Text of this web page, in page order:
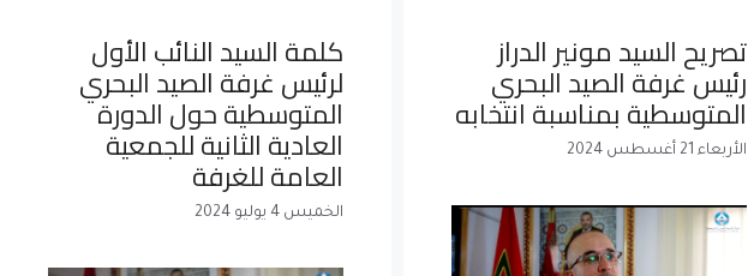
تصريح السيد مونير الدراز
رئيس غرفة الصيد البحري
المتوسطية بمناسبة انتخابه
الأربعاء 21 أغسطس 2024
كلمة السيد النائب الأول
لرئيس غرفة الصيد البحري
المتوسطية حول الدورة
العادية الثانية للجمعية
العامة للغرفة
الخميس 4 يوليو 2024